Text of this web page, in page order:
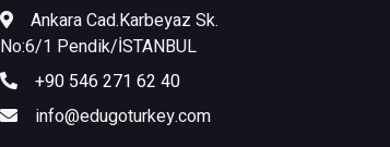
Ankara Cad.Karbeyaz Sk.
No:6/1 Pendik/İSTANBUL
+90 546 271 62 40
info@edugoturkey.com